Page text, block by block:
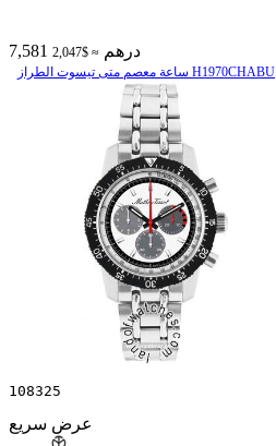
7,581 درهم ≈ $2,047
ساعة معصم متی تیسوت الطراز H1970CHABU
108325
عرض سريع